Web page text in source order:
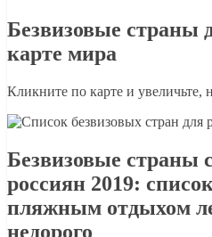
Безвизовые страны
карте мира
Кликните по карте и увеличьте,
Безвизовые страны
россиян 2019:
пляжным отдыхом
недорого